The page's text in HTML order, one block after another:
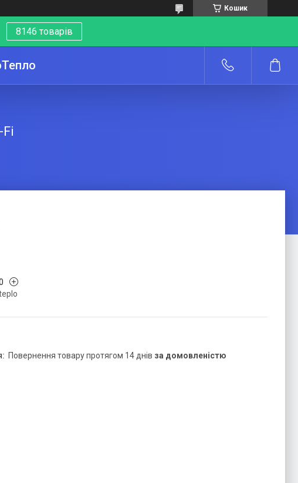
Кошик
8146 товарів
повернення товару протягом 14 днів за домовленістю